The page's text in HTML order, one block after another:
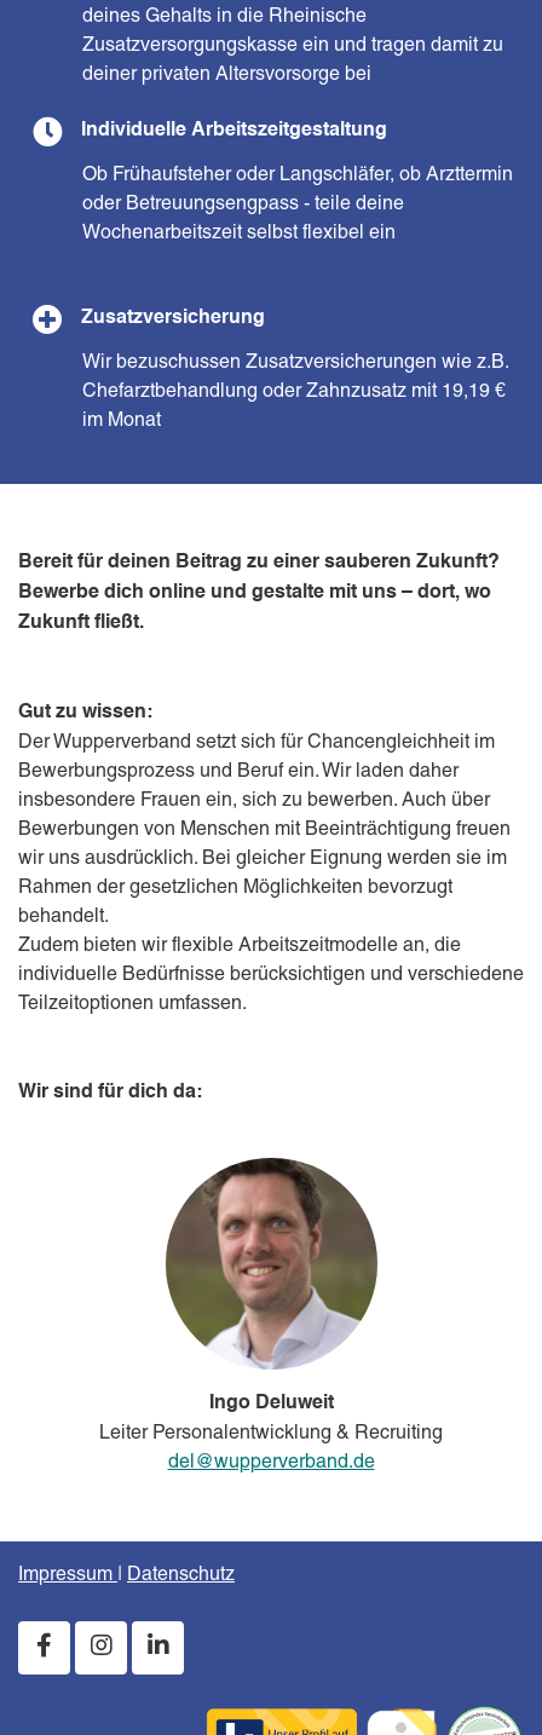
deines Gehalts in die Rheinische
Zusatzversorgungskasse ein und tragen damit zu
deiner privaten Altersvorsorge bei
Individuelle Arbeitszeitgestaltung
Ob Frühaufsteher oder Langschläfer, ob Arzttermin
oder Betreuungsengpass - teile deine
Wochenarbeitszeit selbst flexibel ein
Zusatzversicherung
Wir bezuschussen Zusatzversicherungen wie z.B.
Chefarztbehandlung oder Zahnzusatz mit 19,19 €
im Monat
Bereit für deinen Beitrag zu einer sauberen Zukunft?
Bewerbe dich online und gestalte mit uns – dort, wo
Zukunft fließt.
Gut zu wissen:
Der Wupperverband setzt sich für Chancengleichheit im
Bewerbungsprozess und Beruf ein. Wir laden daher
insbesondere Frauen ein, sich zu bewerben. Auch über
Bewerbungen von Menschen mit Beeinträchtigung freuen
wir uns ausdrücklich. Bei gleicher Eignung werden sie im
Rahmen der gesetzlichen Möglichkeiten bevorzugt
behandelt.
Zudem bieten wir flexible Arbeitszeitmodelle an, die
individuelle Bedürfnisse berücksichtigen und verschiedene
Teilzeitoptionen umfassen.
Wir sind für dich da:
Ingo Deluweit
Leiter Personalentwicklung & Recruiting
del@wupperverband.de
Impressum Datenschutz